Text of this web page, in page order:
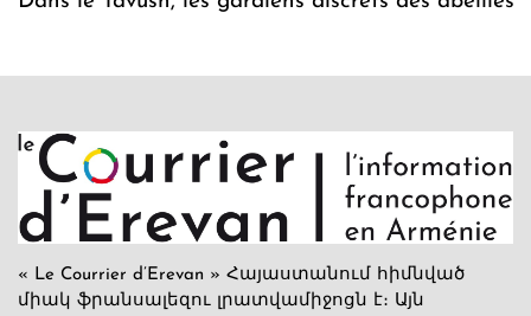
« Le Courrier d’Erevan » Հայաստանում հիմնված
միակ ֆրանսալեզու լրատվամիջոցն է։ Այն